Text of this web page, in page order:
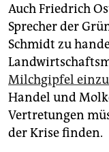
Auch Friedrich
Sprecher der
Schmidt zu
Milchgipfel
Handel und
Vertretungen
der Krise finden.